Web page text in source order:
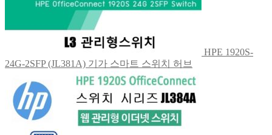
HPE 1920S-
24G-2SFP (JL381A) 기가 스마트 스위치 허브